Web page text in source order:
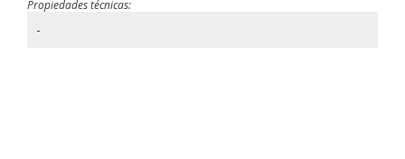
Propiedades técnicas:
-